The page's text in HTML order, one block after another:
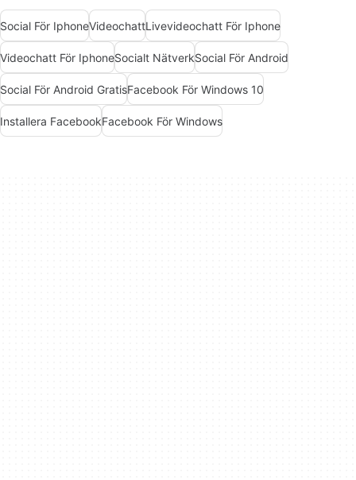
Social För IphoneVideochattLivevideochatt För Iphone
Videochatt För IphoneSocialt NätverkSocial För Android
Social För Android GratisFacebook För Windows 10
Installera FacebookFacebook För Windows